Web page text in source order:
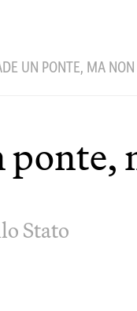
UN PONTE, MA
ponte,
Stato